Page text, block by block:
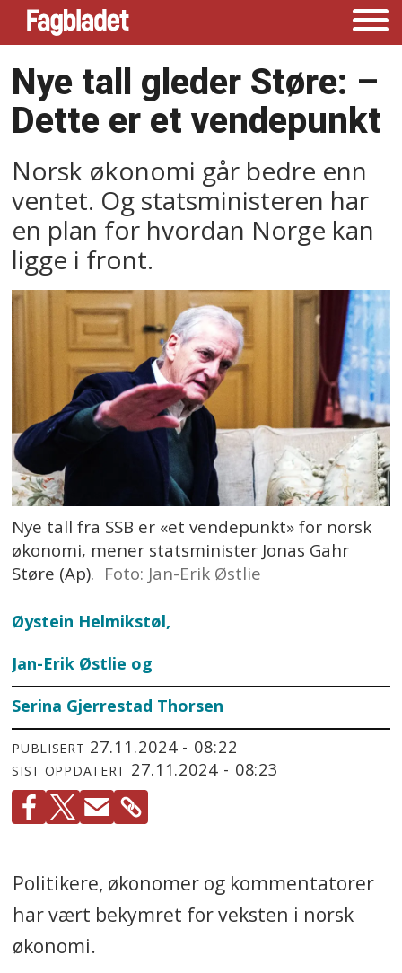
Nye tall gleder Støre: –⁠
Dette er et vendepunkt
Norsk økonomi går bedre enn
ventet. Og statsministeren har
en plan for hvordan Norge kan
ligge i front.
Nye tall fra SSB er «et vendepunkt» for norsk
økonomi, mener statsminister Jonas Gahr
Støre (Ap). Foto: Jan-Erik Østlie
Øystein Helmikstøl,
Jan-Erik Østlie og
Serina Gjerrestad Thorsen
PUBLISERT 27.11.2024 - 08:22
SIST OPPDATERT 27.11.2024 - 08:23
Politikere, økonomer og kommentatorer
har vært bekymret for veksten i norsk
økonomi.